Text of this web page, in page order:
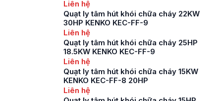
Liên hệ
Quạt ly tâm hút khói chữa cháy 22KW
30HP KENKO KEC-FF-9
Liên hệ
Quạt ly tâm hút khói chữa cháy 25HP
18.5KW KENKO KEC-FF-9
Liên hệ
Quạt ly tâm hút khói chữa cháy 15KW
KENKO KEC-FF-8 20HP
Liên hệ